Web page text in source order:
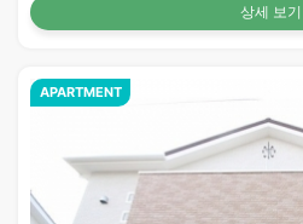
상세 보기
APARTMENT